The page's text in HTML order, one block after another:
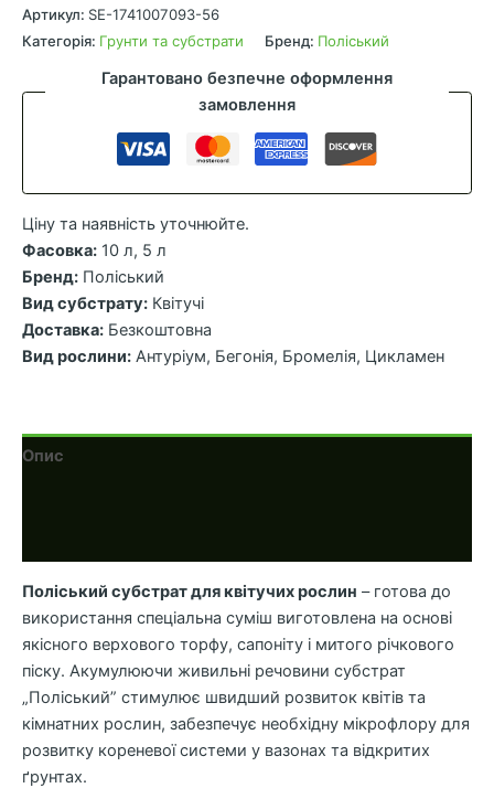
субстрат
для
рослин
Артикул: SE-1741007093-56
Категорія: Грунти та субстрати Бренд: Поліський
Гарантовано безпечне оформлення
замовлення
Ціну та наявність уточнюйте.
Фасовка: 10 л, 5 л
Бренд: Поліський
Вид субстрату: Квітучі
Доставка: Безкоштовна
Вид рослини: Антуріум, Бегонія, Бромелія, Цикламен
Опис
Поліський субстрат для квітучих рослин – готова до
використання спеціальна суміш виготовлена на основі
якісного верхового торфу, сапоніту і митого річкового
піску. Акумулюючи живильні речовини субстрат
„Поліський” стимулює швидший розвиток квітів та
кімнатних рослин, забезпечує необхідну мікрофлору для
розвитку кореневої системи у вазонах та відкритих
ґрунтах.